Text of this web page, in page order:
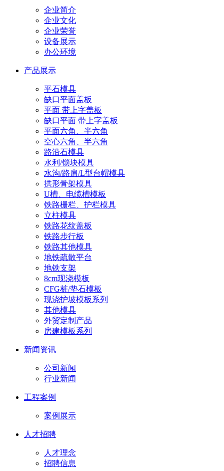
企业简介
企业文化
企业荣誉
设备展示
办公环境
产品展示
平石模具
缺口平面盖板
平面 带上字盖板
缺口平面 带上字盖板
平面六角、半六角
空心六角、半六角
路沿石模具
水利/锁块模具
水沟/路肩/L型台帽模具
拱形骨架模具
U槽、电缆槽模板
铁路栅栏、护栏模具
立柱模具
铁路花纹盖板
铁路步行板
铁路其他模具
地铁疏散平台
地铁支架
8cm现浇模板
CFG桩/垫石模板
现浇护坡模板系列
其他模具
外贸定制产品
房建模板系列
新闻资讯
公司新闻
行业新闻
工程案例
案例展示
人才招聘
人才理念
招聘信息